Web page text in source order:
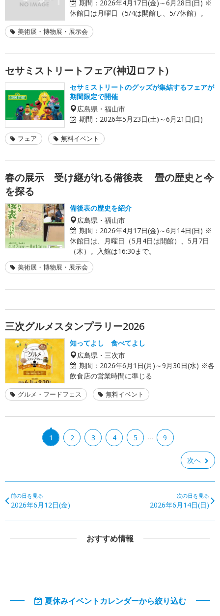
期間： 2026年4月17日(金)～6月28日(日) ※
休館日は月曜日（5/4は開館し、5/7休館）。
美術展・博物展・展示会
セサミストリートフェア(神辺ロフト)
セサミストリートのグッズが集結するフェアが
期間限定で開催
広島県・福山市
期間： 2026年5月23日(土)～6月21日(日)
フェア 無料イベント
春の展示 受け継がれる備後表 畳の歴史と今
を探る
備後表の歴史を紹介
広島県・福山市
期間： 2026年4月17日(金)～6月14日(日) ※
休館日は、月曜日（5月4日は開館）、5月7日
（木）。入館は16:30まで。
美術展・博物展・展示会
三次グルメスタンプラリー2026
知ってよし 食べてよし
広島県・三次市
期間： 2026年6月1日(月)～9月30日(水) ※各
飲食店の営業時間に準じる
グルメ・フードフェス 無料イベント
1 2 3 4 5 … 9
次へ
前の日を見る
2026年6月12日(金)
次の日を見る
2026年6月14日(日)
おすすめ情報
夏休みイベントカレンダーから絞り込む